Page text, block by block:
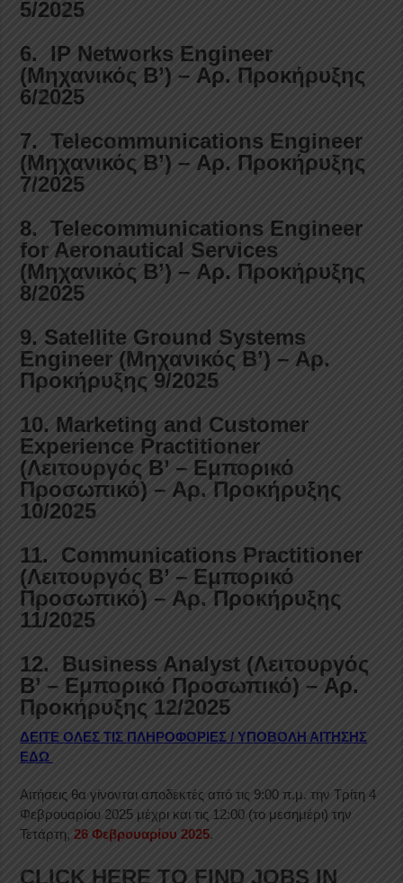
5/2025
6. IP Networks Engineer
(Μηχανικός Β’) – Αρ. Προκήρυξης
6/2025
7. Telecommunications Engineer
(Μηχανικός Β’) – Αρ. Προκήρυξης
7/2025
8. Telecommunications Engineer
for Aeronautical Services
(Μηχανικός Β’) – Αρ. Προκήρυξης
8/2025
9. Satellite Ground Systems
Engineer (Μηχανικός Β’) – Αρ.
Προκήρυξης 9/2025
10. Marketing and Customer
Experience Practitioner
(Λειτουργός Β’ – Εμπορικό
Προσωπικό) – Αρ. Προκήρυξης
10/2025
11. Communications Practitioner
(Λειτουργός Β’ – Εμπορικό
Προσωπικό) – Αρ. Προκήρυξης
11/2025
12. Business Analyst (Λειτουργός
Β’ – Εμπορικό Προσωπικό) – Αρ.
Προκήρυξης 12/2025
ΔΕΙΤΕ ΟΛΕΣ ΤΙΣ ΠΛΗΡΟΦΟΡΙΕΣ / ΥΠΟΒΟΛΗ ΑΙΤΗΣΗΣ
ΕΔΩ
Αιτήσεις θα γίνονται αποδεκτές από τις 9:00 π.μ. την Τρίτη 4
Φεβρουαρίου 2025 μέχρι και τις 12:00 (το μεσημέρι) την
Τετάρτη,26 Φεβρουαρίου 2025.
CLICK HERE TO FIND JOBS IN